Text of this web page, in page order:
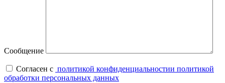
Сообщение
Согласен с политикой конфиденциальностии политикой
обработки персональных данных